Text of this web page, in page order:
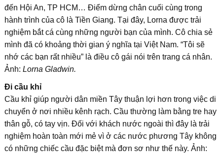
đến Hội An, TP HCM… Điểm dừng chân cuối cùng trong
hành trình của cô là Tiền Giang. Tại đây, Lorna được trải
nghiệm bắt cá cùng những người bạn của mình. Cô chia sẻ
mình đã có khoảng thời gian ý nghĩa tại Việt Nam. “Tôi sẽ
nhớ các bạn rất nhiều” là điều cô gái nói trên trang cá nhân.
Ảnh: Lorna Gladwin.
Đi cầu khỉ
Cầu khỉ giúp người dân miền Tây thuận lợi hơn trong việc di
chuyển ở nơi nhiều kênh rạch. Cầu thường làm bằng tre hay
thân gỗ, có tay vịn. Đối với khách nước ngoài thì đây là trải
nghiệm hoàn toàn mới mẻ vì ở các nước phương Tây không
có những chiếc cầu đặc biệt mà đơn sơ như thế này. Ảnh: